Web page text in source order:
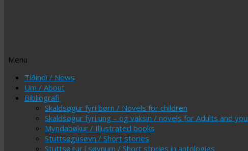
Menu
Skip
content
Tíðindi / News
Um / About
Bibliografi
Skaldsøgur fyri børn / Novels for children
Skaldsøgur fyri ung – og vaksin / novels for Adults and
Myndabøkur / Illustrated books
Stuttsøgusøvn / Short stories
Stuttsøgur í søvnum / Short stories in antologies